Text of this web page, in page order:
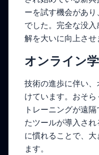
ーを試す機会があ
でした。完全な没
解を大いに向上させ
オンライン
技術の進歩に伴い
けています。おそ
トレーニングが遠
たツールが導入さ
に慣れることで、
ます。